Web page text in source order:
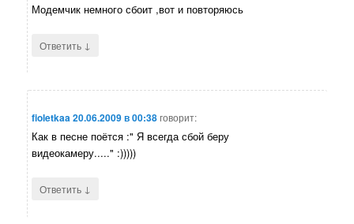
Модемчик немного сбоит ,вот и повторяюсь
Ответить ↓
fioletkaa20.06.2009 в 00:38говорит:
Как в песне поётся :" Я всегда сбой беру
видеокамеру....." :)))))
Ответить ↓